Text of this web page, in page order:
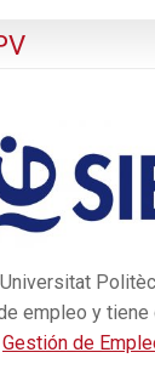
empleo y
Gestión de